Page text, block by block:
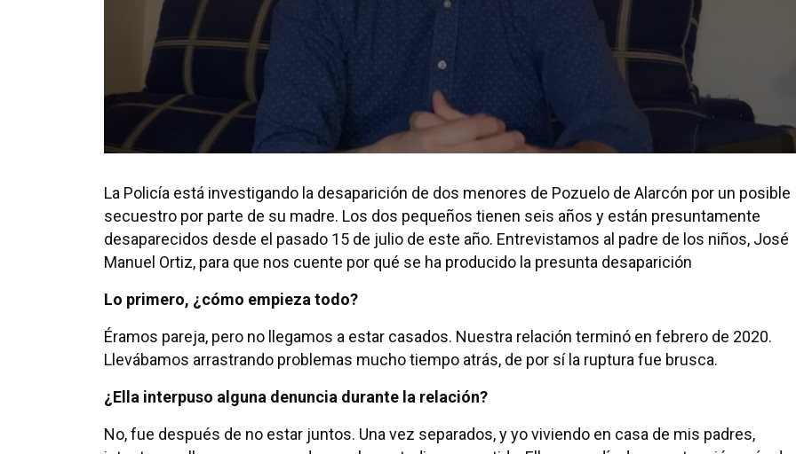
La Policía está investigando la desaparición de dos menores de Pozuelo de Alarcón por un posible
secuestro por parte de su madre. Los dos pequeños tienen seis años y están presuntamente
desaparecidos desde el pasado 15 de julio de este año. Entrevistamos al padre de los niños, José
Manuel Ortiz, para que nos cuente por qué se ha producido la presunta desaparición
Lo primero, ¿cómo empieza todo?
Éramos pareja, pero no llegamos a estar casados. Nuestra relación terminó en febrero de 2020.
Llevábamos arrastrando problemas mucho tiempo atrás, de por sí la ruptura fue brusca.
¿Ella interpuso alguna denuncia durante la relación?
No, fue después de no estar juntos. Una vez separados, y yo viviendo en casa de mis padres,